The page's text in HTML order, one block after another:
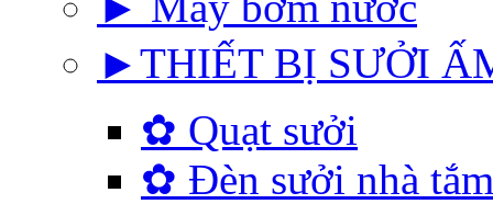
►THIẾT BỊ SƯỞI
✿ Quạt sưởi
✿ Đèn sưởi nhà tắm